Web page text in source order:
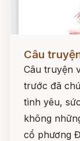
Câu
Câu truyện
trước đã
tình yêu,
không
cổ phương